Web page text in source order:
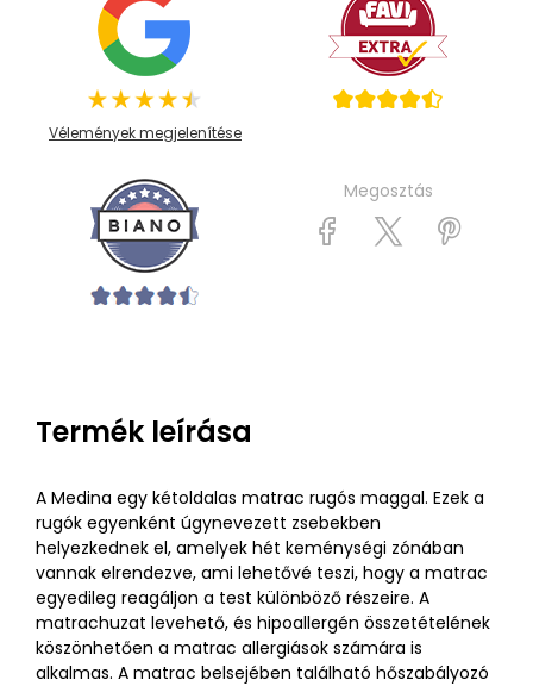
Vélemények megjelenítése
Megosztás
Termék leírása
A Medina egy kétoldalas matrac rugós maggal. Ezek a
rugók egyenként úgynevezett zsebekben
helyezkednek el, amelyek hét keménységi zónában
vannak elrendezve, ami lehetővé teszi, hogy a matrac
egyedileg reagáljon a test különböző részeire. A
matrachuzat levehető, és hipoallergén összetételének
köszönhetően a matrac allergiások számára is
alkalmas. A matrac belsejében található hőszabályozó